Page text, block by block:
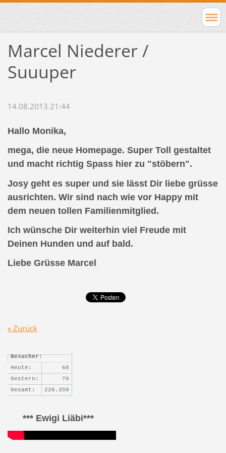
Marcel Niederer /
Suuuper
14.08.2013 21:44
Hallo Monika,
mega, die neue Homepage. Super Toll gestaltet
und macht richtig Spass hier zu "stöbern".
Josy geht es super und sie lässt Dir liebe grüsse
ausrichten. Wir sind nach wie vor Happy mit
dem neuen tollen Familienmitglied.
Ich wünsche Dir weiterhin viel Freude mit
Deinen Hunden und auf bald.
Liebe Grüsse Marcel
« Zurück
Besucher:
Heute:
68
Gestern:
70
Gesamt:
228.359
*** Ewigi Liäbi***